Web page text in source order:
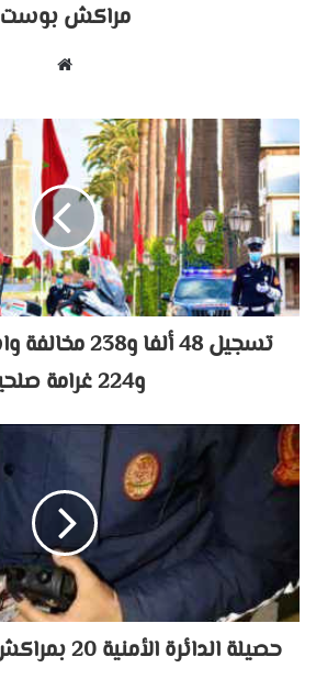
مراكش بوست
و224 غرامة صلحية
حصيلة الدائرة الأمنية 20 بمراكش ليلة رأس السنة